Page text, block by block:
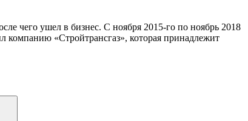
чего ушел в бизнес. С ноября 2015-го по ноябрь 2018
компанию «Стройтрансгаз», которая принадлежит